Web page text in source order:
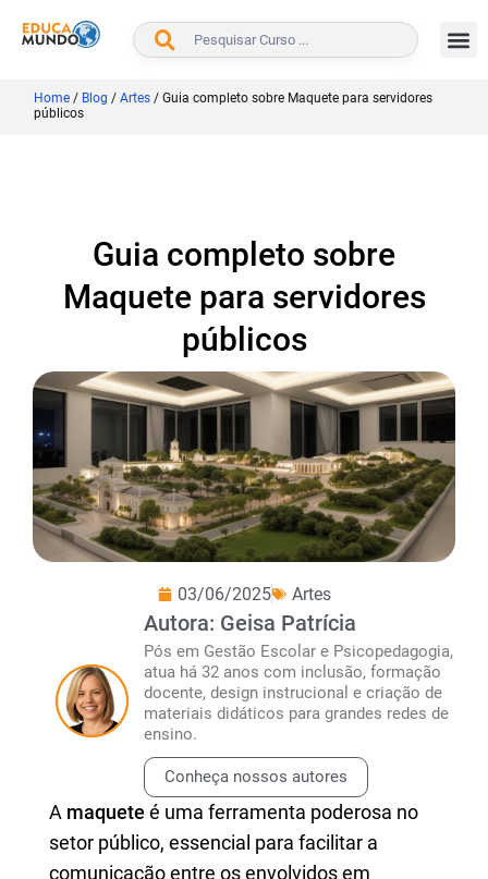
BUSCAR
Home / Blog / Artes / Guia completo sobre Maquete para servidores
públicos
Guia completo sobre
Maquete para servidores
públicos
03/06/2025 Artes
Autora: Geisa Patrícia
Pós em Gestão Escolar e Psicopedagogia,
atua há 32 anos com inclusão, formação
docente, design instrucional e criação de
materiais didáticos para grandes redes de
ensino.
Conheça nossos autores
A maquete é uma ferramenta poderosa no
setor público, essencial para facilitar a
comunicação entre os envolvidos em